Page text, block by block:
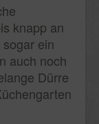
knapp an
ein
auch noch
Dürre